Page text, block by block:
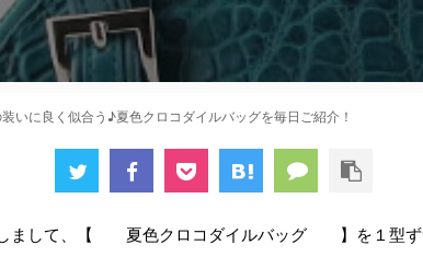
装いに良く似合う♪夏色クロコダイルバッグを毎日ご紹介！
しまして、【 夏色クロコダイルバッグ 】を１型ず